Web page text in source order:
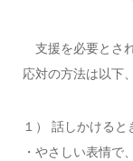
支援を必要とさ
応対の方法は以下
１） 話しかけると
・やさしい表情で